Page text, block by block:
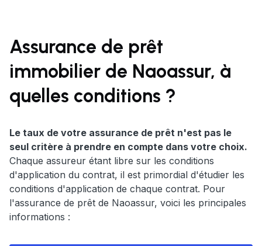
Assurance de prêt
immobilier de Naoassur, à
quelles conditions ?
Le taux de votre assurance de prêt n'est pas le
seul critère à prendre en compte dans votre choix.
Chaque assureur étant libre sur les conditions
d'application du contrat, il est primordial d'étudier les
conditions d'application de chaque contrat. Pour
l'assurance de prêt de Naoassur, voici les principales
informations :